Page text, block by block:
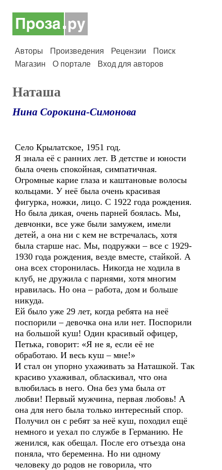
Авторы Произведения Рецензии
Поиск
Магазин
О портале Вход для авторов
Наташа
Нина Сорокина-Симонова
Село Крылатское, 1951 год.
Я знала её с ранних лет. В детстве и юности
была очень спокойная, симпатичная.
Огромные карие глаза и каштановые волосы
кольцами. У неё была очень красивая
фигурка, ножки, лицо. С 1922 года рождения.
Но была дикая, очень парней боялась. Мы,
девчонки, все уже были замужем, имели
детей, а она ни с кем не встречалась, хотя
была старше нас. Мы, подружки – все с 1929-
1930 года рождения, везде вместе, стайкой. А
она всех сторонилась. Никогда не ходила в
клуб, не дружила с парнями, хотя многим
нравилась. Но она – работа, дом и больше
никуда.
Ей было уже 29 лет, когда ребята на неё
поспорили – девочка она или нет. Поспорили
на большой куш! Один красивый офицер,
Петька, говорит: «Я не я, если её не
обработаю. И весь куш – мне!»
И стал он упорно ухаживать за Наташкой. Так
красиво ухаживал, обласкивал, что она
влюбилась в него. Она без ума была от
любви! Первый мужчина, первая любовь! А
она для него была только интересный спор.
Получил он с ребят за неё куш, походил ещё
немного и уехал по службе в Германию. Не
женился, как обещал. После его отъезда она
поняла, что беременна. Но ни одному
человеку до родов не говорила, что